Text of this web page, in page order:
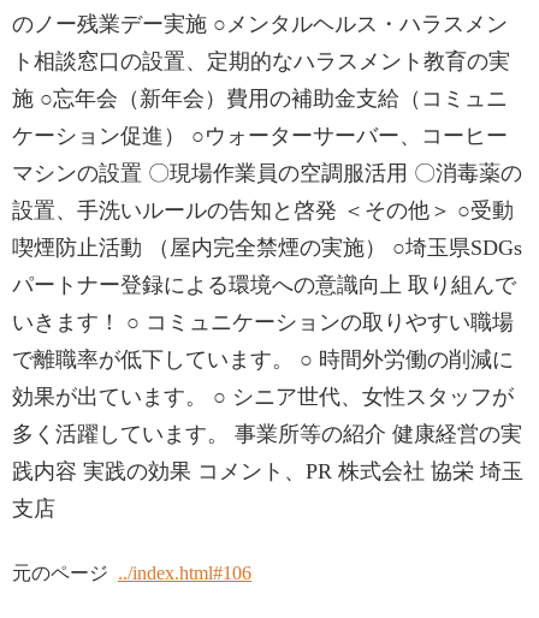
のノー残業デー実施 ○メンタルヘルス・ハラスメン
ト相談窓口の設置、定期的なハラスメント教育の実
施 ○忘年会（新年会）費用の補助金支給（コミュニ
ケーション促進） ○ウォーターサーバー、コーヒー
マシンの設置 〇現場作業員の空調服活用 〇消毒薬の
設置、手洗いルールの告知と啓発 ＜その他＞ ○受動
喫煙防止活動 （屋内完全禁煙の実施） ○埼玉県SDGs
パートナー登録による環境への意識向上 取り組んで
いきます！ ○ コミュニケーションの取りやすい職場
で離職率が低下しています。 ○ 時間外労働の削減に
効果が出ています。 ○ シニア世代、女性スタッフが
多く活躍しています。 事業所等の紹介 健康経営の実
践内容 実践の効果 コメント、PR 株式会社 協栄 埼玉
支店
元のページ ../index.html#106